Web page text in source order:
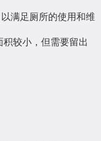
满足厕所的使用和维
较小，但需要留出